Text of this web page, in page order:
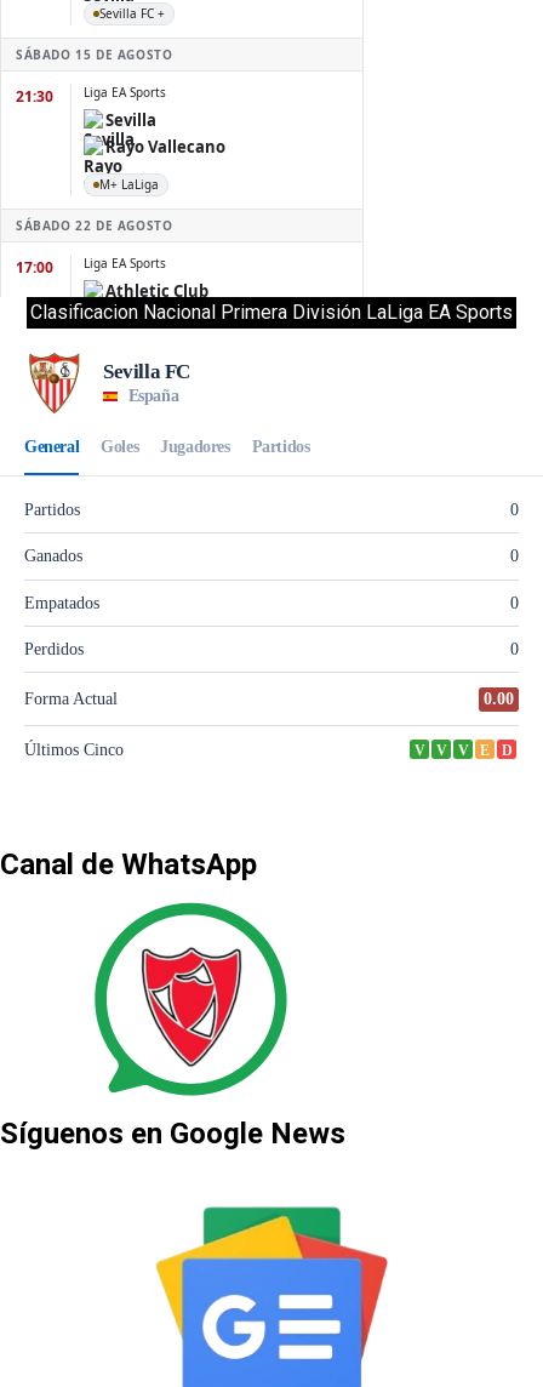
Clasificacion Nacional Primera División LaLiga EA Sports
Canal de WhatsApp
Síguenos en Google News